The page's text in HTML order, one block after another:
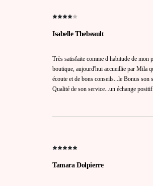
Isabelle Thebeault
Très satisfaite comme d habitude de mon
boutique, aujourd'hui accueillie par Mila
écoute et de bons conseils...le Bonus son
Qualité de son service...un échange
Tamara Dolpierre